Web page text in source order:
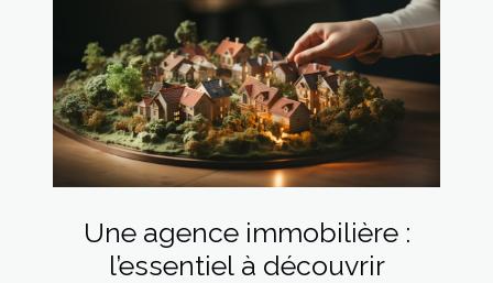
Une agence immobilière :
l’essentiel à découvrir